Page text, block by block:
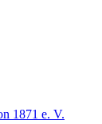
1871 e. V.